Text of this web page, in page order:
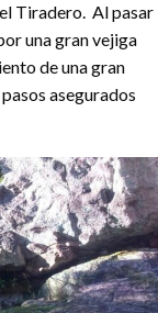
Tiradero. Al pasar
una gran vejiga
de una gran
asegurados